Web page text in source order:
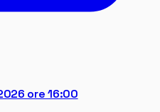
ore 16:00